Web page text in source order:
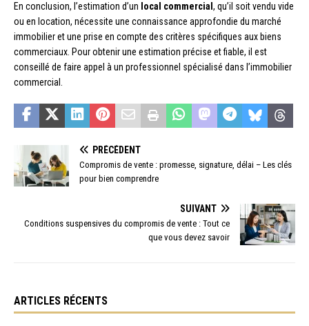
En conclusion, l’estimation d’un local commercial , qu’il soit vendu vide
ou en location, nécessite une connaissance approfondie du marché
immobilier et une prise en compte des critères spécifiques aux biens
commerciaux. Pour obtenir une estimation précise et fiable, il est
conseillé de faire appel à un professionnel spécialisé dans l’immobilier
commercial.
PRÉCÉDENT
Compromis de vente : promesse, signature, délai – Les clés
pour bien comprendre
SUIVANT
Conditions suspensives du compromis de vente : Tout ce
que vous devez savoir
ARTICLES RÉCENTS